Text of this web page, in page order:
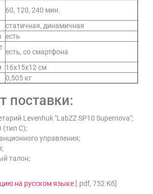
60, 120, 240 мин.
статичная, динамичная
есть
есть, со смартфона
16х15х12 см
0,505 кг
поставки:
Levenhuk "LabZZ SP10 Supernova";
(тип С);
управления;
талон;
на русском языке [.pdf, 752 Кб]